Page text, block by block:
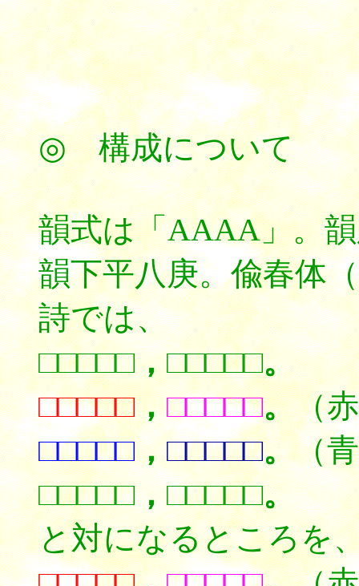
◎ 構成について
韻式は「AAAA」。
韻下平八庚。偸春体
詩では、
□□□□□，□□□□□。
□□□□□，□□□□□。（
□□□□□，□□□□□。（
□□□□□，□□□□□。
と対になるところを